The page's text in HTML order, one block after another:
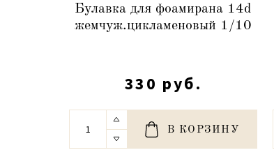
Булавка для фоамирана 14d
жемчуж.цикламеновый 1/10
330 руб.
В КОРЗИНУ